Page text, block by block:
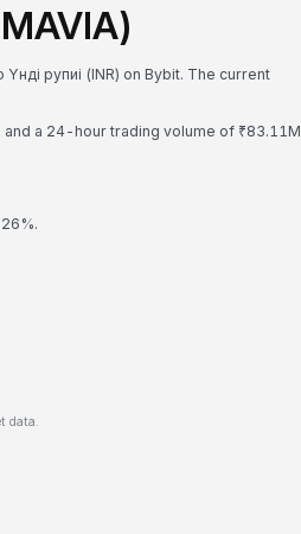
рупиі (INR) on Bybit. The current
a 24-hour trading volume of ₹83.11M
data.